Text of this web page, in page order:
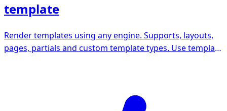
template
Render templates using any engine. Supports, layouts,
pages, partials and custom template types. Use template